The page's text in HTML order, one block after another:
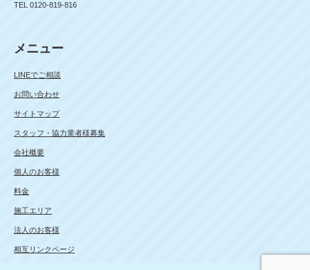
TEL 0120-819-816
メニュー
LINEでご相談
お問い合わせ
サイトマップ
スタッフ・協力業者様募集
会社概要
個人のお客様
料金
施工エリア
法人のお客様
相互リンクページ